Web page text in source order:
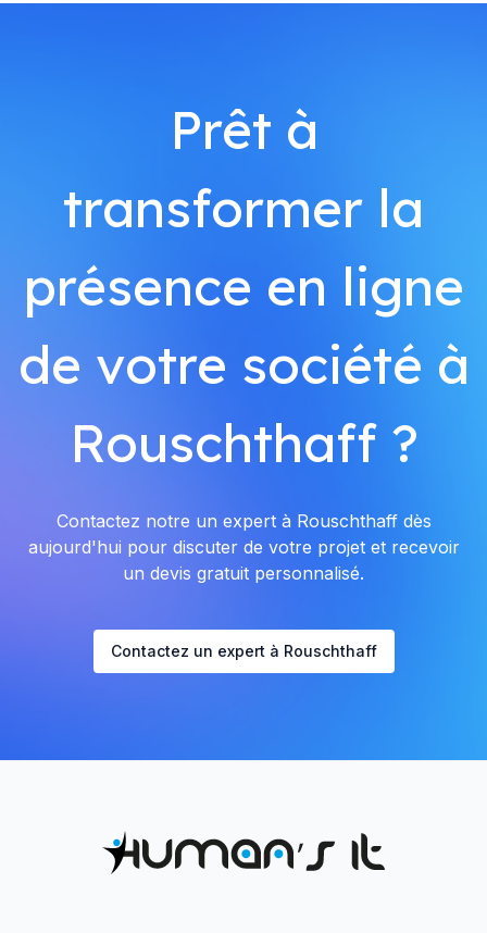
Prêt à
transformer la
présence en ligne
de votre société à
Rouschthaff ?
Contactez notre un expert à Rouschthaff dès
aujourd'hui pour discuter de votre projet et recevoir
un devis gratuit personnalisé.
Contactez un expert à Rouschthaff